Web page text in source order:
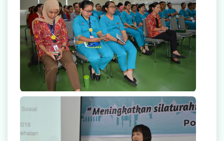
Majalah
Berita & Informasi Kesehatan
Kegiatan
Menu Lain-lain
Rekanan Asuransi
Karir